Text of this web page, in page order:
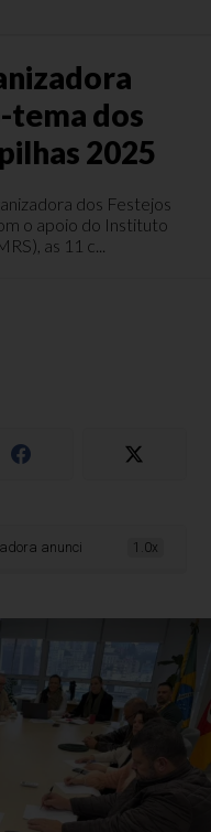
tema dos
2025
dos Festejos
o apoio do Instituto
as 11 c...
anuncia canção-tema dos
1.0x